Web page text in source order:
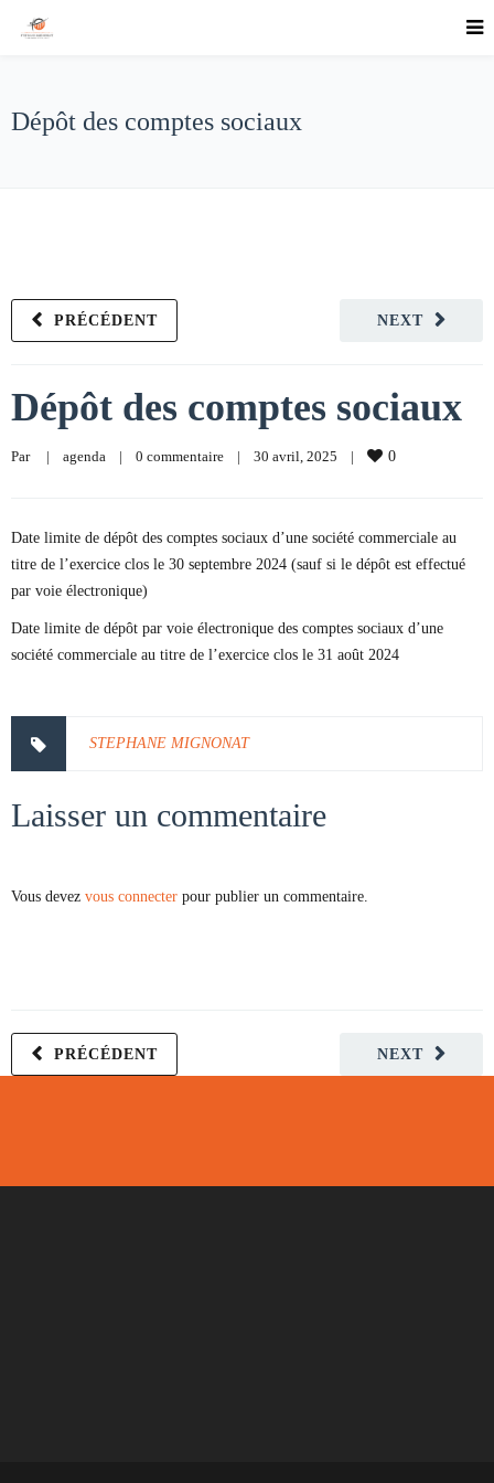
Dépôt des comptes sociaux
NEXT
PRÉCÉDENT
Dépôt des comptes sociaux
Par | agenda | 0 commentaire | 30 avril, 2025 | 0
Date limite de dépôt des comptes sociaux d’une société commerciale au
titre de l’exercice clos le 30 septembre 2024 (sauf si le dépôt est effectué
par voie électronique)
Date limite de dépôt par voie électronique des comptes sociaux d’une
société commerciale au titre de l’exercice clos le 31 août 2024
STEPHANE MIGNONAT
Laisser un commentaire
Vous devez vous connecter pour publier un commentaire.
NEXT
PRÉCÉDENT